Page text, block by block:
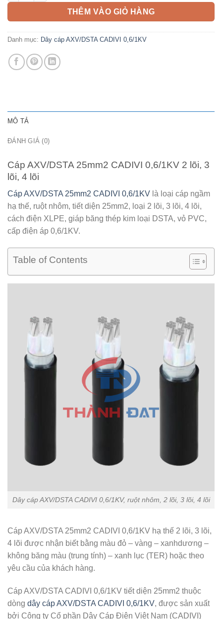
THÊM VÀO GIỎ HÀNG
Danh mục: Dây cáp AXV/DSTA CADIVI 0,6/1KV
MÔ TẢ
ĐÁNH GIÁ (0)
Cáp AXV/DSTA 25mm2 CADIVI 0,6/1KV 2 lõi, 3
lõi, 4 lõi
Cáp AXV/DSTA 25mm2 CADIVI 0,6/1KV là loại cáp ngầm
hạ thế, ruột nhôm, tiết diện 25mm2, loại 2 lõi, 3 lõi, 4 lõi,
cách điện XLPE, giáp băng thép kim loại DSTA, vỏ PVC,
cấp điện áp 0,6/1KV.
Table of Contents
Dây cáp AXV/DSTA CADIVI 0,6/1KV, ruột nhôm, 2 lõi, 3 lõi, 4 lõi
Cáp AXV/DSTA 25mm2 CADIVI 0,6/1KV hạ thế 2 lõi, 3 lõi,
4 lõi được nhận biết bằng màu đỏ – vàng – xanhdương –
không băng màu (trung tính) – xanh lục (TER) hoặc theo
yêu cầu của khách hàng.
Cáp AXV/DSTA CADIVI 0,6/1KV tiết diện 25mm2 thuộc
dòng dây cáp AXV/DSTA CADIVI 0,6/1KV, được sản xuất
bởi Công ty Cổ phần Dây Cáp Điện Việt Nam (CADIVI)